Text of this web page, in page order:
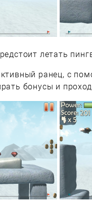
летать
ранец, с
бонусы и